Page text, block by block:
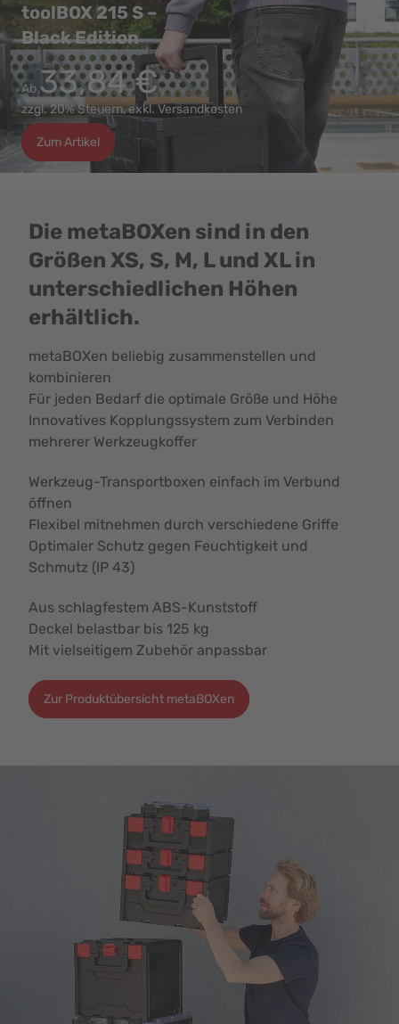
toolBOX 215 S –
Black Edition
Ab33,84 €
zzgl. 20% Steuern, exkl. Versandkosten
Zum Artikel
Die metaBOXen sind in den
Größen XS, S, M, L und XL in
unterschiedlichen Höhen
erhältlich.
metaBOXen beliebig zusammenstellen und
kombinieren
Für jeden Bedarf die optimale Größe und Höhe
Innovatives Kopplungssystem zum Verbinden
mehrerer Werkzeugkoffer
Werkzeug-Transportboxen einfach im Verbund
öffnen
Flexibel mitnehmen durch verschiedene Griffe
Optimaler Schutz gegen Feuchtigkeit und
Schmutz (IP 43)
Aus schlagfestem ABS-Kunststoff
Deckel belastbar bis 125 kg
Mit vielseitigem Zubehör anpassbar
Zur Produktübersicht metaBOXen